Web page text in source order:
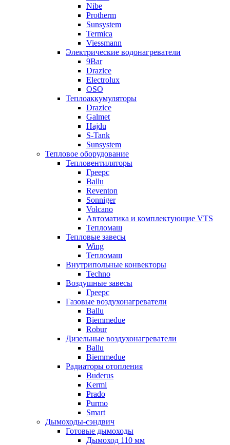
Nibe
Protherm
Sunsystem
Termica
Viessmann
Электрические водонагреватели
9Bar
Drazice
Electrolux
OSO
Теплоаккумуляторы
Drazice
Galmet
Hajdu
S-Tank
Sunsystem
Тепловое оборудование
Тепловентиляторы
Греерс
Ballu
Reventon
Sonniger
Volcano
Автоматика и комплектующие VTS
Тепломаш
Тепловые завесы
Wing
Тепломаш
Внутрипольные конвекторы
Techno
Воздушные завесы
Греерс
Газовые воздухонагреватели
Ballu
Biemmedue
Robur
Дизельные воздухонагреватели
Ballu
Biemmedue
Радиаторы отопления
Buderus
Kermi
Prado
Purmo
Smart
Дымоходы-сэндвич
Готовые дымоходы
Дымоход 110 мм